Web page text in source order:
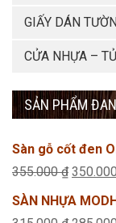
GIẤY DÁN
CỬA NHỰA –
SẢN PHẨM
Sàn gỗ cốt đen
355.000₫ Giá
gốc
là:
350.000
SÀN NHỰA